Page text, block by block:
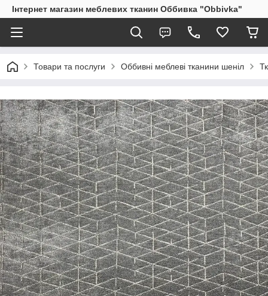
Інтернет магазин меблевих тканин Оббивка "Obbivka"
Товари та послуги Оббивні меблеві тканини шеніл